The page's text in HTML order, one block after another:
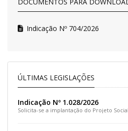
Indicação Nº 704/2026
ÚLTIMAS LEGISLAÇÕES
Indicação Nº 1.028/2026
Solicita-se a implantação do Projeto Social